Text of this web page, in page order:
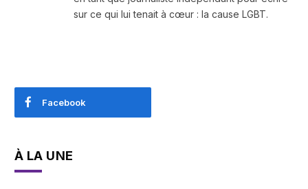
sur ce qui lui tenait à cœur : la cause LGBT.
Facebook
À LA UNE